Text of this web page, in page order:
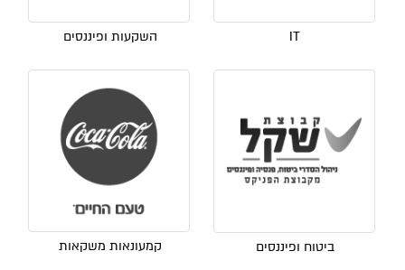
IT השקעות ופיננסים
ביטוח ופיננסים קמעונאות משקאות